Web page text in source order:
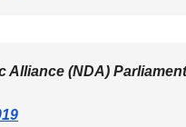
Alliance (NDA)